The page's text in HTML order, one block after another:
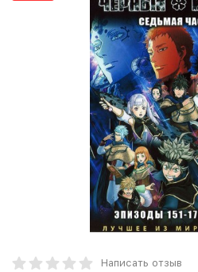
Написать отзыв